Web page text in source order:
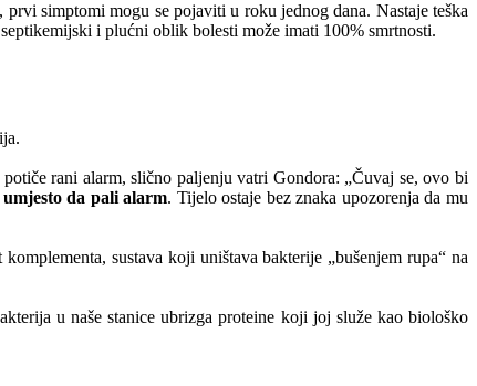
simptomi mogu se pojaviti u roku jednog dana. Nastaje teška
i plućni oblik bolesti može imati 100% smrtnosti.
rani alarm, slično paljenju vatri Gondora: „Čuvaj se, ovo bi
da pali alarm. Tijelo ostaje bez znaka upozorenja da mu
sustava koji uništava bakterije „bušenjem rupa“ na
u naše stanice ubrizga proteine koji joj služe kao biološko